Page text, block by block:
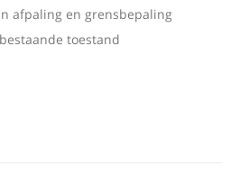
afpaling en grensbepaling
toestand